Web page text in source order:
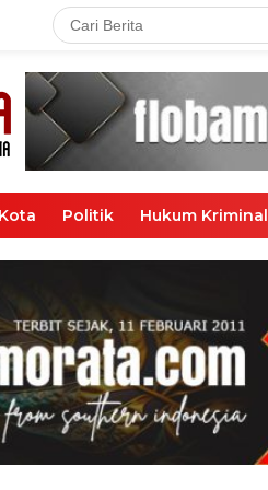
Politik Hukum Kriminal